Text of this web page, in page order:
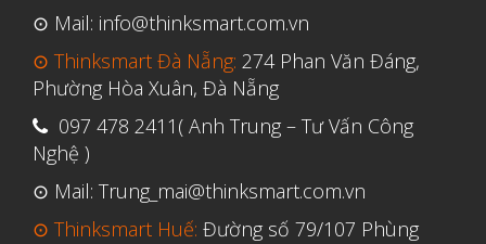
⊙ Mail: info@thinksmart.com.vn
⊙ Thinksmart Đà Nẵng: 274 Phan Văn Đáng,
Phường Hòa Xuân, Đà Nẵng
097 478 2411( Anh Trung – Tư Vấn Công
Nghệ )
⊙ Mail: Trung_mai@thinksmart.com.vn
⊙ Thinksmart Huế: Đường số 79/107 Phùng